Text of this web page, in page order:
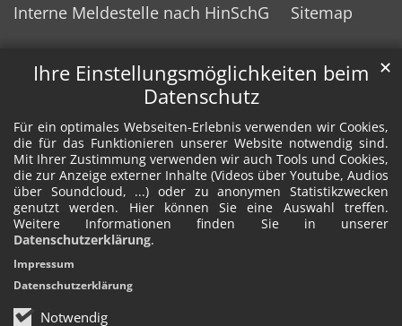
Ihre Einstellungsmöglichkeiten beim
Datenschutz
Für ein optimales Webseiten-Erlebnis verwenden wir Cookies,
die für das Funktionieren unserer Website notwendig sind.
Mit Ihrer Zustimmung verwenden wir auch Tools und Cookies,
die zur Anzeige externer Inhalte (Videos über Youtube, Audios
über Soundcloud, ...) oder zu anonymen Statistikzwecken
genutzt werden. Hier können Sie eine Auswahl treffen.
Weitere Informationen finden Sie in unserer
Datenschutzerklärung.
Notwendig
✕
Impressum
Datenschutzerklärung
Interne Meldestelle nach HinSchG
Sitemap